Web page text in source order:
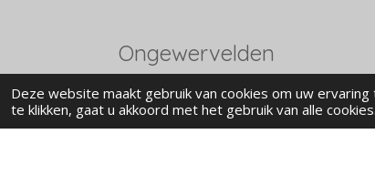
Deze website maakt gebruik van cookies om uw
te klikken, gaat u akkoord met het gebruik van alle cookies.
Ongewervelden
Poecilotheria sp